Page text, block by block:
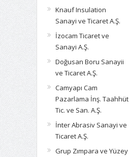
Knauf Insulation
Sanayi ve Ticaret A.Ş.
İzocam Ticaret ve
Sanayi A.Ş.
Doğusan Boru Sanayii
ve Ticaret A.Ş.
Camyapı Cam
Pazarlama İnş. Taahhüt
Tic. ve San. A.Ş.
İnter Abrasiv Sanayi ve
Ticaret A.Ş.
Grup Zımpara ve Yüzey